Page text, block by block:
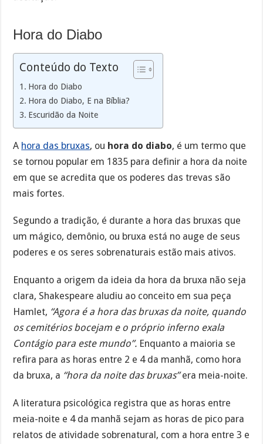
Hora do Diabo
Conteúdo do Texto
Hora do Diabo
Hora do Diabo, E na Bíblia?
Escuridão da Noite
A hora das bruxas, ou hora do diabo, é um termo que
se tornou popular em 1835 para definir a hora da noite
em que se acredita que os poderes das trevas são
mais fortes.
Segundo a tradição, é durante a hora das bruxas que
um mágico, demônio, ou bruxa está no auge de seus
poderes e os seres sobrenaturais estão mais ativos.
Enquanto a origem da ideia da hora da bruxa não seja
clara, Shakespeare aludiu ao conceito em sua peça
Hamlet, “Agora é a hora das bruxas da noite, quando
os cemitérios bocejam e o próprio inferno exala
Contágio para este mundo”. Enquanto a maioria se
refira para as horas entre 2 e 4 da manhã, como hora
da bruxa, a “hora da noite das bruxas”era meia-noite.
A literatura psicológica registra que as horas entre
meia-noite e 4 da manhã sejam as horas de pico para
relatos de atividade sobrenatural, com a hora entre 3 e